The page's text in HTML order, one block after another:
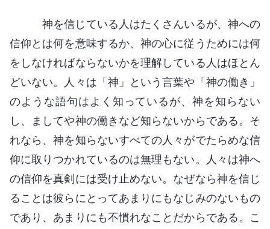
神を信じている人はたくさんいるが、神への
信仰とは何を意味するか、神の心に従うためには何
をしなければならないかを理解している人はほとん
どいない。人々は「神」という言葉や「神の働き」
のような語句はよく知っているが、神を知らない
し、ましてや神の働きなど知らないからである。そ
れなら、神を知らないすべての人々がでたらめな信
仰に取りつかれているのは無理もない。人々は神へ
の信仰を真剣には受け止めない。なぜなら神を信じ
ることは彼らにとってあまりにもなじみのないもの
であり、あまりにも不慣れなことだからである。こ